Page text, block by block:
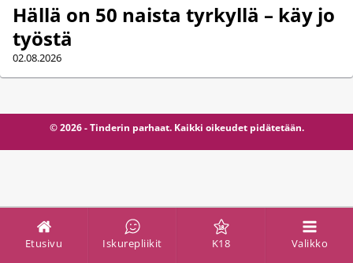
Etusivu Iskurepliikit K18 Valikko
Hällä on 50 naista tyrkyllä – käy jo
työstä
02.08.2026
© 2026 - Tinderin parhaat. Kaikki oikeudet pidätetään.